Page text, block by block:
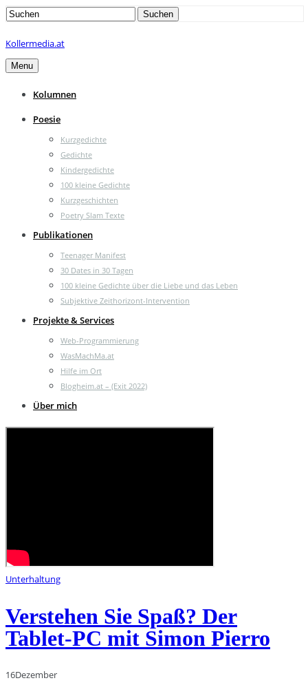
Search
Suchen
Kollermedia.at
Menu
Kolumnen
Poesie
Kurzgedichte
Gedichte
Kindergedichte
100 kleine Gedichte
Kurzgeschichten
Poetry Slam Texte
Publikationen
Teenager Manifest
30 Dates in 30 Tagen
100 kleine Gedichte über die Liebe und das Leben
Subjektive Zeithorizont-Intervention
Projekte & Services
Web-Programmierung
WasMachMa.at
Hilfe im Ort
Blogheim.at – (Exit 2022)
Über mich
Unterhaltung
Verstehen Sie Spaß? Der
Tablet-PC mit Simon Pierro
16Dezember